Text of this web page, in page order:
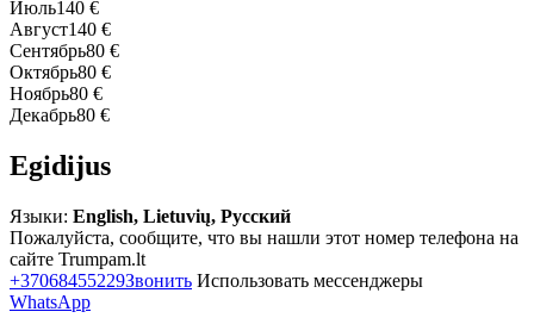
Июль140 €
Август140 €
Сентябрь80 €
Октябрь80 €
Ноябрь80 €
Декабрь80 €
Egidijus
Языки: English, Lietuvių, Русский
Пожалуйста, сообщите, что вы нашли этот номер телефона на
сайте Trumpam.lt
+37068455229Звонить Использовать мессенджеры
WhatsApp